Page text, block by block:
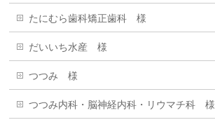
たにむら歯科矯正歯科 様
だいいち水産 様
つつみ 様
つつみ内科・脳神経内科・リウマチ科 様